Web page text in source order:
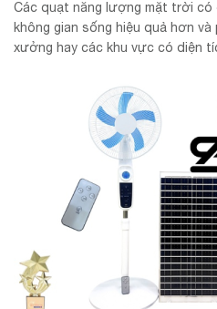
Các quạt năng lượng mặt trời
không gian sống hiệu quả hơn
xưởng hay các khu vực có diện